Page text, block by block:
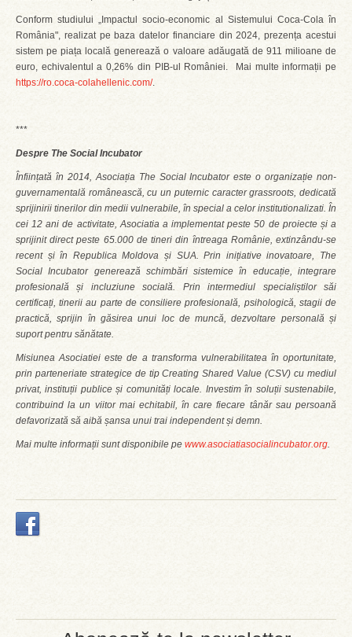
Conform studiului „Impactul socio-economic al Sistemului Coca-Cola în
România", realizat pe baza datelor financiare din 2024, prezența acestui
sistem pe piața locală generează o valoare adăugată de 911 milioane de
euro, echivalentul a 0,26% din PIB-ul României. Mai multe informații pe
https://ro.coca-colahellenic.com/.
***
Despre The Social Incubator
Înființată în 2014, Asociația The Social Incubator este o organizație non-
guvernamentală românească, cu un puternic caracter grassroots, dedicată
sprijinirii tinerilor din medii vulnerabile, în special a celor institutionalizati. În
cei 12 ani de activitate, Asociatia a implementat peste 50 de proiecte și a
sprijinit direct peste 65.000 de tineri din întreaga Românie, extinzându-se
recent și în Republica Moldova și SUA. Prin inițiative inovatoare, The
Social Incubator generează schimbări sistemice în educație, integrare
profesională și incluziune socială. Prin intermediul specialiștilor săi
certificați, tinerii au parte de consiliere profesională, psihologică, stagii de
practică, sprijin în găsirea unui loc de muncă, dezvoltare personală și
suport pentru sănătate.
Misiunea Asociatiei este de a transforma vulnerabilitatea în oportunitate,
prin parteneriate strategice de tip Creating Shared Value (CSV) cu mediul
privat, instituții publice și comunități locale. Investim în soluții sustenabile,
contribuind la un viitor mai echitabil, în care fiecare tânăr sau persoană
defavorizată să aibă șansa unui trai independent și demn.
Mai multe informații sunt disponibile pe www.asociatiasocialincubator.org.